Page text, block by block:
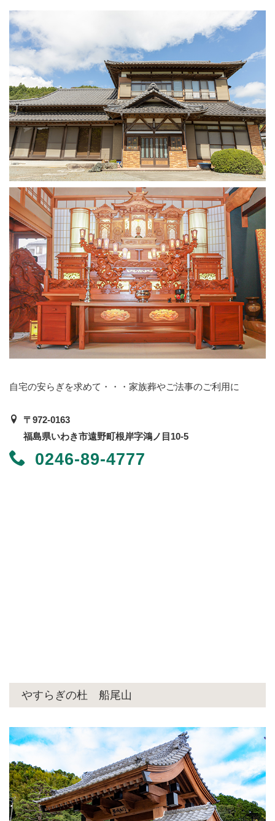
自宅の安らぎを求めて・・・家族葬やご法事のご利用に
〒972-0163
福島県いわき市遠野町根岸字鴻ノ目10-5
0246-89-4777
やすらぎの杜 船尾山